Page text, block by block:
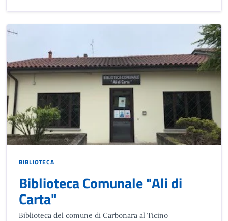
BIBLIOTECA
Biblioteca Comunale "Ali di
Carta"
Biblioteca del comune di Carbonara al Ticino